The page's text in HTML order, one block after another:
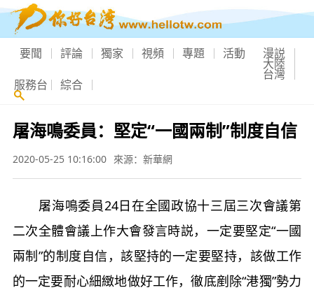
要聞 評論 獨家 視頻 專題 活動 漫説
大陸
台灣
服務台 綜合
屠海鳴委員：堅定“一國兩制”制度自信
2020-05-25 10:16:00 來源：新華網
屠海鳴委員24日在全國政協十三屆三次會議第
二次全體會議上作大會發言時説，一定要堅定“一國
兩制”的制度自信，該堅持的一定要堅持，該做工作
的一定要耐心細緻地做好工作，徹底剷除“港獨”勢力